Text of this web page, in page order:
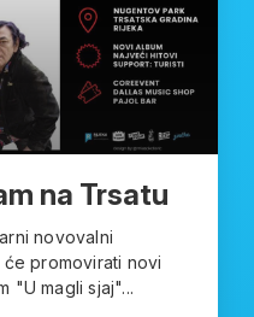
na Trsatu
novovalni
promovirati novi
"U magli sjaj"...